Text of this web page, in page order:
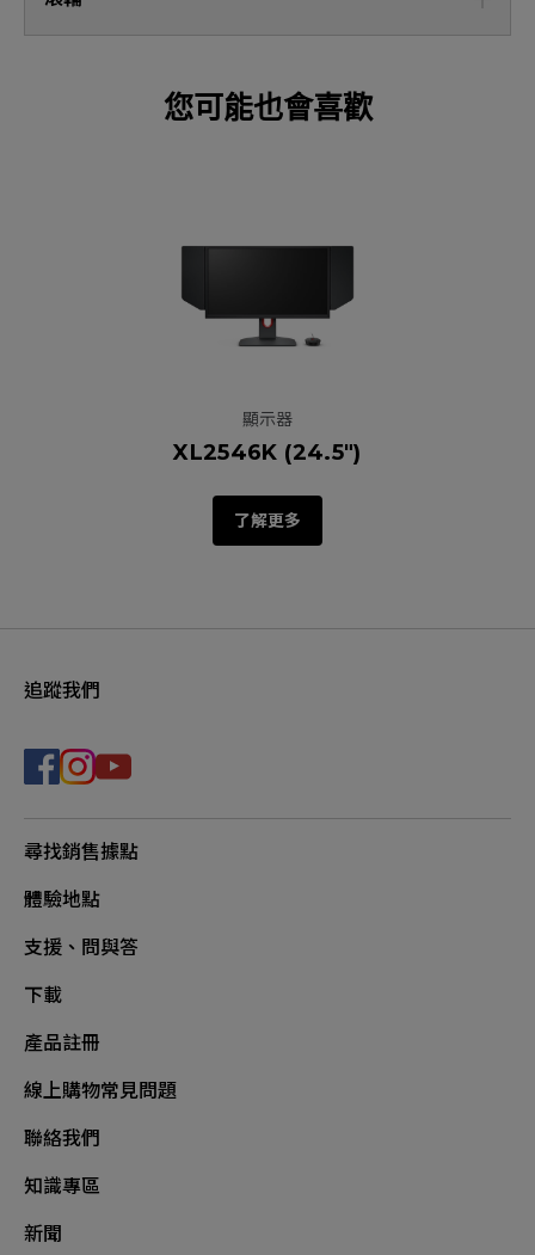
您可能也會喜歡
顯示器
XL2546K (24.5")
了解更多
追蹤我們
尋找銷售據點
體驗地點
支援、問與答
下載
產品註冊
線上購物常見問題
聯絡我們
知識專區
新聞